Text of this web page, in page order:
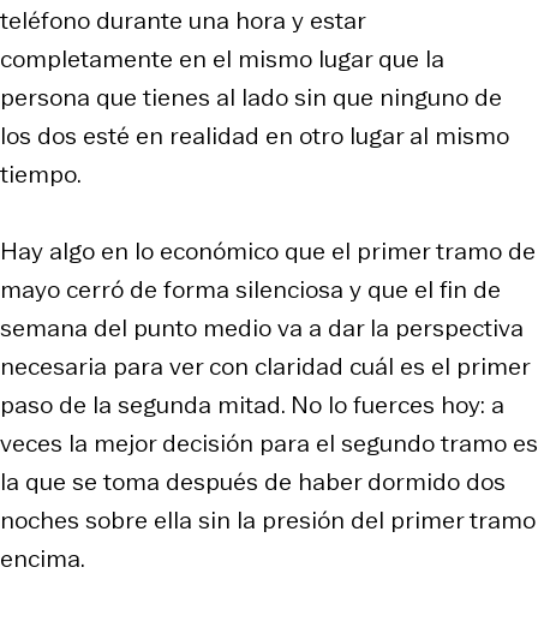
teléfono durante una hora y estar
completamente en el mismo lugar que la
persona que tienes al lado sin que ninguno de
los dos esté en realidad en otro lugar al mismo
tiempo.
Hay algo en lo económico que el primer tramo de
mayo cerró de forma silenciosa y que el fin de
semana del punto medio va a dar la perspectiva
necesaria para ver con claridad cuál es el primer
paso de la segunda mitad. No lo fuerces hoy: a
veces la mejor decisión para el segundo tramo es
la que se toma después de haber dormido dos
noches sobre ella sin la presión del primer tramo
encima.